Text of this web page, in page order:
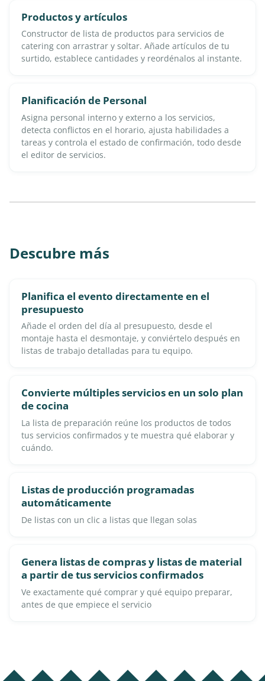
Productos y artículos
Constructor de lista de productos para servicios de
catering con arrastrar y soltar. Añade artículos de tu
surtido, establece cantidades y reordénalos al instante.
Planificación de Personal
Asigna personal interno y externo a los servicios,
detecta conflictos en el horario, ajusta habilidades a
tareas y controla el estado de confirmación, todo desde
el editor de servicios.
Descubre más
Planifica el evento directamente en el
presupuesto
Añade el orden del día al presupuesto, desde el
montaje hasta el desmontaje, y conviértelo después en
listas de trabajo detalladas para tu equipo.
Convierte múltiples servicios en un solo plan
de cocina
La lista de preparación reúne los productos de todos
tus servicios confirmados y te muestra qué elaborar y
cuándo.
Listas de producción programadas
automáticamente
De listas con un clic a listas que llegan solas
Genera listas de compras y listas de material
a partir de tus servicios confirmados
Ve exactamente qué comprar y qué equipo preparar,
antes de que empiece el servicio